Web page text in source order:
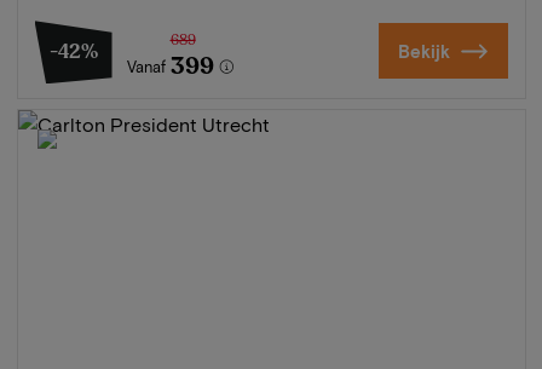
-42%
Vanaf
689
399 Bekijk